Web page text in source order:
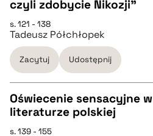
pobierz cytat
BIBTEX
pobierz cytat
czyli zdobycie Nikozji"
s. 121 - 138
Tadeusz Półchłopek
Zacytuj Udostępnij
CZYSTY TEKST
Oświecenie sensacyjne
literaturze polskiej
s. 139 - 155